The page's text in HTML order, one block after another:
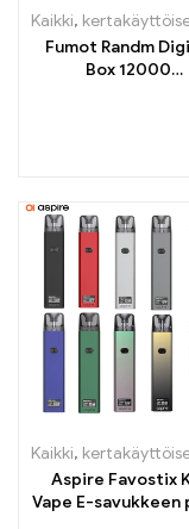
Kaikki, kertakäyttöiset E-
Fumot Randm
Box 12000
Kaikki, kertakäyttöiset E-
Aspire Favostix
Vape E-savukkeen